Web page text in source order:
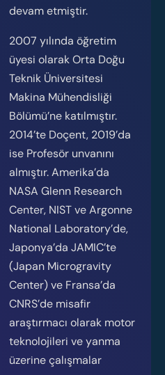
devam etmiştir.
2007 yılında öğretim
üyesi olarak Orta Doğu
Teknik Üniversitesi
Makina Mühendisliği
Bölümü’ne katılmıştır.
2014’te Doçent, 2019’da
ise Profesör unvanını
almıştır. Amerika’da
NASA Glenn Research
Center, NIST ve Argonne
National Laboratory’de,
Japonya’da JAMIC’te
(Japan Microgravity
Center) ve Fransa’da
CNRS’de misafir
araştırmacı olarak motor
teknolojileri ve yanma
üzerine çalışmalar
Event
registration
Please fill out the form
below to register for AI
summit
Your name
Your email